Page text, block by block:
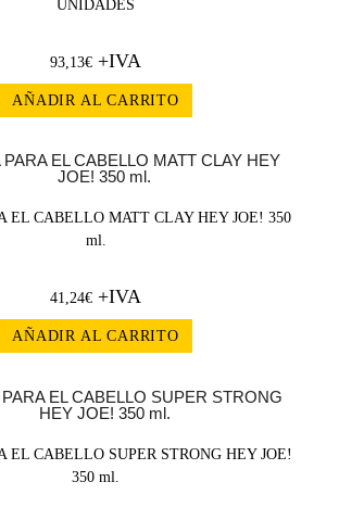
UNIDADES
93,13€ +IVA
AÑADIR AL CARRITO
EL CABELLO MATT CLAY HEY JOE! 350
ml.
41,24€ +IVA
AÑADIR AL CARRITO
EL CABELLO SUPER STRONG HEY JOE!
350 ml.